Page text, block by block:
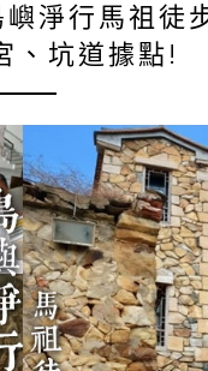
嶼淨行馬祖徒
、坑道據點!